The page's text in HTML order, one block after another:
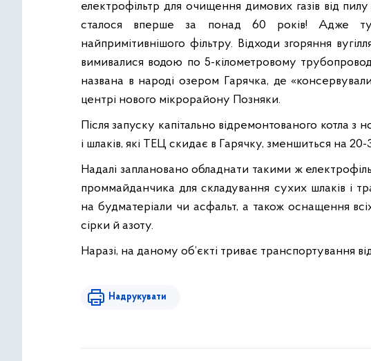
електрофільтр для очищення димових газів від
сталося вперше за понад 60 років! Адже
найпримітивнішого фільтру. Відходи згоряння
вимивалися водою по 5-кілометровому
названа в народі озером Гарячка, де
центрі нового мікрорайону Позняки.
Після запуску капітально відремонтованого котла з
і шлаків, які ТЕЦ скидає в Гарячку, зменшиться на 20-
Надалі заплановано обладнати такими ж
проммайданчика для складування сухих шлаків і
на будматеріали чи асфальт, а також оснащення
сірки й азоту.
Наразі, на даному об’єкті триває транспортування
Надрукувати